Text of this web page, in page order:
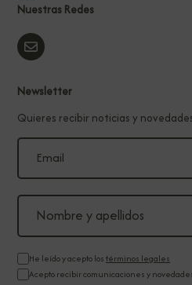
Nuestras Redes
Newsletter
Quieres recibir noticias y
He leído y acepto lostérminos legales
Acepto recibir comunicaciones y